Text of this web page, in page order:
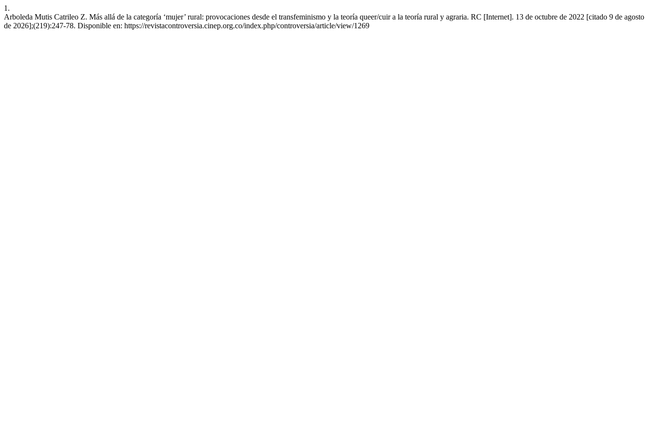
1.
Arboleda Mutis Catrileo Z. Más allá de la categoría ‘mujer’ rural: provocaciones desde el transfeminismo y la teoría queer/cuir a la teoría rural y agraria. RC [Internet]. 13 de octubre de 2022 [citado 9 de agosto
de 2026];(219):247-78. Disponible en: https://revistacontroversia.cinep.org.co/index.php/controversia/article/view/1269